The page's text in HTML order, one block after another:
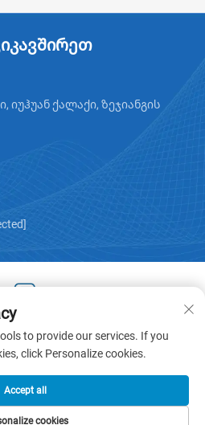
ქალაქი, ზეჯიანგის
Hengjiang Plastic Co., Ltd. -
to provide our services. If you
click Personalize cookies.
cookies
Accept all